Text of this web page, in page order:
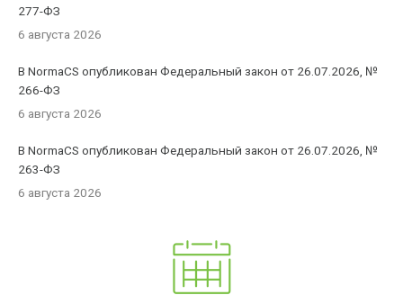
277-ФЗ
6 августа 2026
В NormaCS опубликован Федеральный закон от 26.07.2026, №
266-ФЗ
6 августа 2026
В NormaCS опубликован Федеральный закон от 26.07.2026, №
263-ФЗ
6 августа 2026